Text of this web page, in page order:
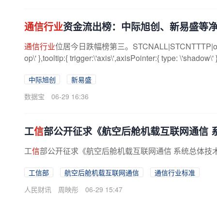
通信行业资金流出榜：中际旭创、新易盛等
通信行业位居今日跌幅榜第三。
op\' },tooltip:{ trigger:\'axis\',axisPointer:{ type: \'shadow\'
中际旭创
新易盛
数据宝
06-29 16:36
工信部公开征求《航空后舱机载互联网通信
工信部公开征求《航空后舱机载互联网通信 系统总体技
工信部 航空后舱机载互联网通信
通信行业标准
人民财讯
周映彤 06-29 15:47